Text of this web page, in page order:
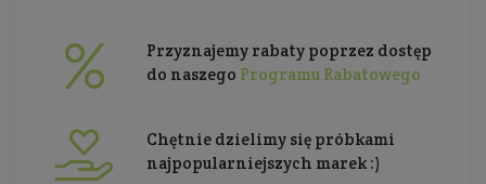
Przyznajemy rabaty poprzez dostęp
do naszego Programu Rabatowego
Chętnie dzielimy się próbkami
najpopularniejszych marek :)